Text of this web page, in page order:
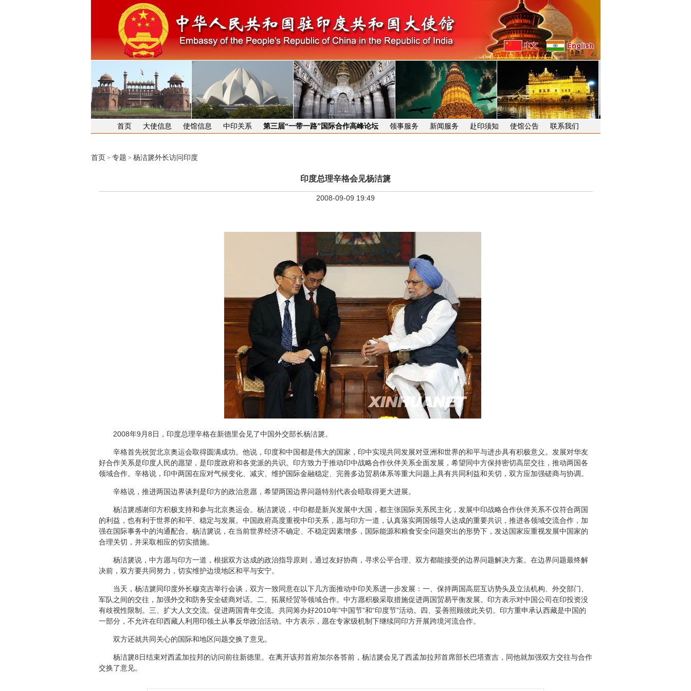
首页 大使信息 使馆信息 中印关系 第三届“一带一路”国际合作高峰论坛 领事服务 新闻服务 赴印须知 使馆公告 联系我们
首页 > 专题 > 杨洁篪外长访问印度
印度总理辛格会见杨洁篪
2008-09-09 19:49
2008年9月8日，印度总理辛格在新德里会见了中国外交部长杨洁篪。
辛格首先祝贺北京奥运会取得圆满成功。他说，印度和中国都是伟大的国家，印中实现共同发展对亚洲和世界的和平与进步具有积极意义。发展对华友
好合作关系是印度人民的愿望，是印度政府和各党派的共识。印方致力于推动印中战略合作伙伴关系全面发展，希望同中方保持密切高层交往，推动两国各
领域合作。辛格说，印中两国在应对气候变化、减灾、维护国际金融稳定、完善多边贸易体系等重大问题上具有共同利益和关切，双方应加强磋商与协调。
辛格说，推进两国边界谈判是印方的政治意愿，希望两国边界问题特别代表会晤取得更大进展。
杨洁篪感谢印方积极支持和参与北京奥运会。杨洁篪说，中印都是新兴发展中大国，都主张国际关系民主化，发展中印战略合作伙伴关系不仅符合两国
的利益，也有利于世界的和平、稳定与发展。中国政府高度重视中印关系，愿与印方一道，认真落实两国领导人达成的重要共识，推进各领域交流合作，加
强在国际事务中的沟通配合。杨洁篪说，在当前世界经济不确定、不稳定因素增多，国际能源和粮食安全问题突出的形势下，发达国家应重视发展中国家的
合理关切，并采取相应的切实措施。
杨洁篪说，中方愿与印方一道，根据双方达成的政治指导原则，通过友好协商，寻求公平合理、双方都能接受的边界问题解决方案。在边界问题最终解
决前，双方要共同努力，切实维护边境地区和平与安宁。
当天，杨洁篪同印度外长穆克吉举行会谈，双方一致同意在以下几方面推动中印关系进一步发展：一、保持两国高层互访势头及立法机构、外交部门、
军队之间的交往，加强外交和防务安全磋商对话。二、拓展经贸等领域合作。中方愿积极采取措施促进两国贸易平衡发展。印方表示对中国公司在印投资没
有歧视性限制。三、扩大人文交流。促进两国青年交流。共同筹办好2010年“中国节”和“印度节”活动。四、妥善照顾彼此关切。印方重申承认西藏是中国的
一部分，不允许在印西藏人利用印领土从事反华政治活动。中方表示，愿在专家级机制下继续同印方开展跨境河流合作。
双方还就共同关心的国际和地区问题交换了意见。
杨洁篪8日结束对西孟加拉邦的访问前往新德里。在离开该邦首府加尔各答前，杨洁篪会见了西孟加拉邦首席部长巴塔查吉，同他就加强双方交往与合作
交换了意见。